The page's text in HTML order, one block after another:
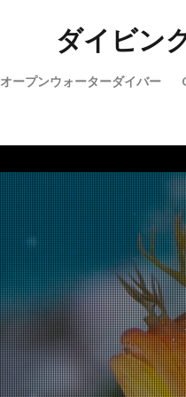
ダイビン
オープンウォーターダイバー